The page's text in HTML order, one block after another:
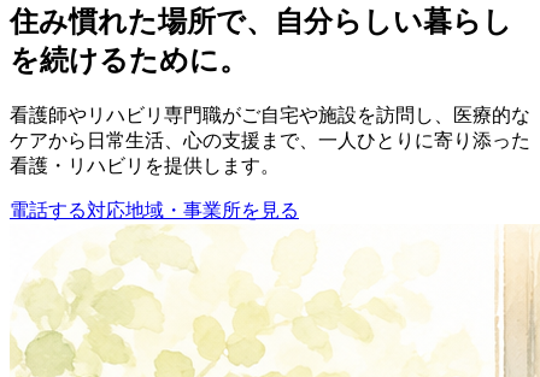
住み慣れた場所で、自分らしい暮らし
を続けるために。
看護師やリハビリ専門職がご自宅や施設を訪問し、医療的な
ケアから日常生活、心の支援まで、一人ひとりに寄り添った
看護・リハビリを提供します。
電話する対応地域・事業所を見る